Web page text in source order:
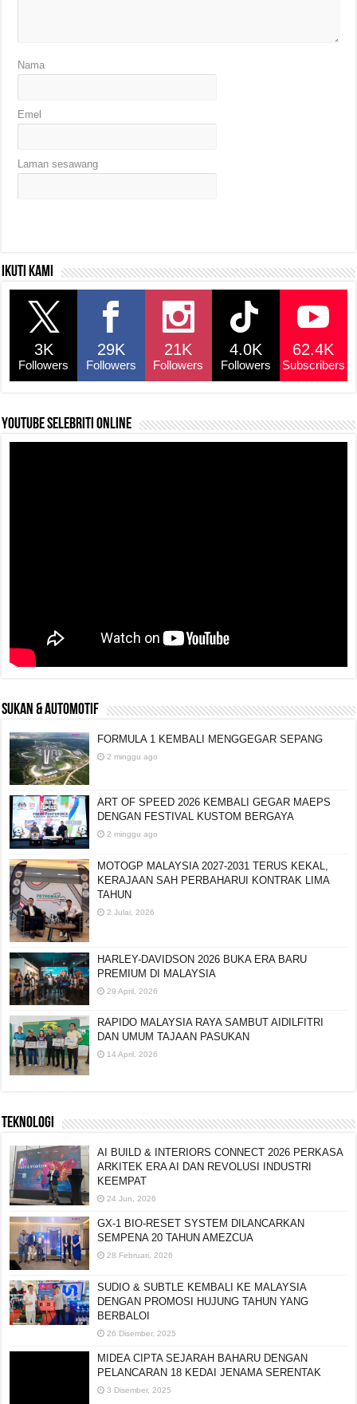
Nama
Emel
Laman sesawang
Ikuti kami
3K
Followers
29K
Followers
21K
Followers
4.0K
Followers
62.4K
Subscribers
YouTube selebriti online
SUKAN & AUTOMOTIF
FORMULA 1 KEMBALI MENGGEGAR SEPANG
2 minggu ago
ART OF SPEED 2026 KEMBALI GEGAR MAEPS
DENGAN FESTIVAL KUSTOM BERGAYA
2 minggu ago
MOTOGP MALAYSIA 2027-2031 TERUS KEKAL,
KERAJAAN SAH PERBAHARUI KONTRAK LIMA
TAHUN
2 Julai, 2026
HARLEY-DAVIDSON 2026 BUKA ERA BARU
PREMIUM DI MALAYSIA
29 April, 2026
RAPIDO MALAYSIA RAYA SAMBUT AIDILFITRI
DAN UMUM TAJAAN PASUKAN
14 April, 2026
TEKNOLOGI
AI BUILD & INTERIORS CONNECT 2026 PERKASA
ARKITEK ERA AI DAN REVOLUSI INDUSTRI
KEEMPAT
24 Jun, 2026
GX-1 BIO-RESET SYSTEM DILANCARKAN
SEMPENA 20 TAHUN AMEZCUA
28 Februari, 2026
SUDIO & SUBTLE KEMBALI KE MALAYSIA
DENGAN PROMOSI HUJUNG TAHUN YANG
BERBALOI
26 Disember, 2025
MIDEA CIPTA SEJARAH BAHARU DENGAN
PELANCARAN 18 KEDAI JENAMA SERENTAK
3 Disember, 2025